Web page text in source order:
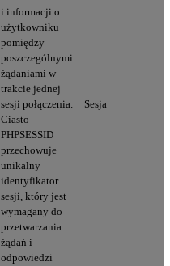
i informacji o
użytkowniku
pomiędzy
poszczególnymi
żądaniami w
trakcie jednej
sesji połączenia.
Ciasto
PHPSESSID
przechowuje
unikalny
identyfikator
sesji, który jest
wymagany do
przetwarzania
żądań i
odpowiedzi
Sesja